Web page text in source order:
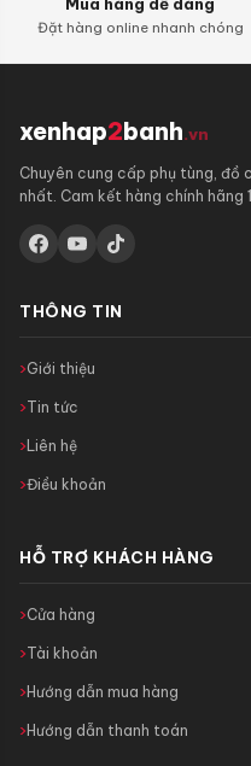
Đặt hàng online nhanh chóng
xenhap2banh.vn
Chuyên cung cấp phụ tùng, đồ
nhất. Cam kết hàng chính hãng
THÔNG TIN
Giới thiệu
Tin tức
Liên hệ
Điều khoản
HỖ TRỢ KHÁCH HÀNG
Cửa hàng
Tài khoản
Hướng dẫn mua hàng
Hướng dẫn thanh toán